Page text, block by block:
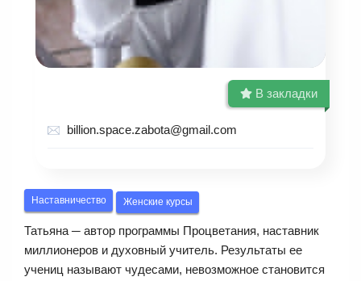
В закладки
billion.space.zabota@gmail.com
Наставничество Женские курсы
Татьяна ─ автор программы Процветания, наставник
миллионеров и духовный учитель. Результаты ее
учениц называют чудесами, невозможное становится